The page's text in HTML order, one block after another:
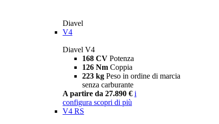
Diavel
V4
Diavel V4
168 CV Potenza
126 Nm Coppia
223 kg Peso in ordine di marcia
senza carburante
A partire da 27.890 € i
configura scopri di più
V4 RS